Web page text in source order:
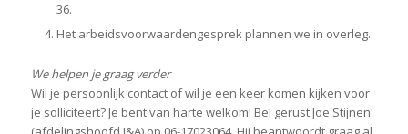
36.
Het arbeidsvoorwaardengesprek plannen we in overleg.
We helpen je graag verder
Wil je persoonlijk contact of wil je een keer komen kijken voor
je solliciteert? Je bent van harte welkom! Bel gerust Joe Stijnen